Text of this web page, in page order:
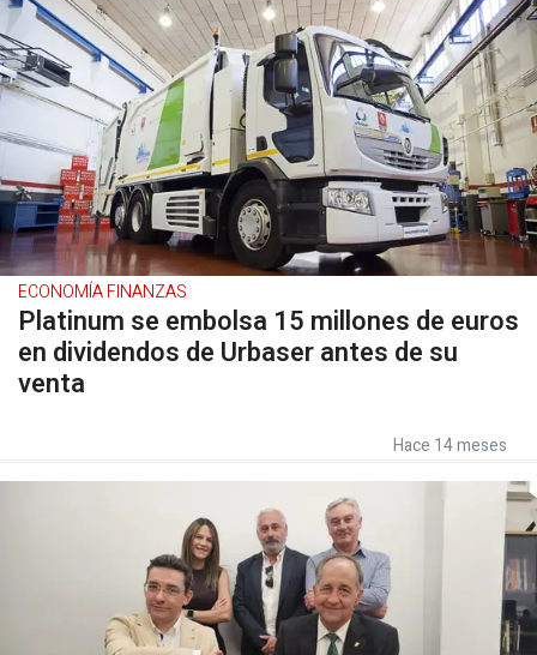
ECONOMÍA FINANZAS
Platinum se embolsa 15 millones de euros
en dividendos de Urbaser antes de su
venta
Hace 14 meses